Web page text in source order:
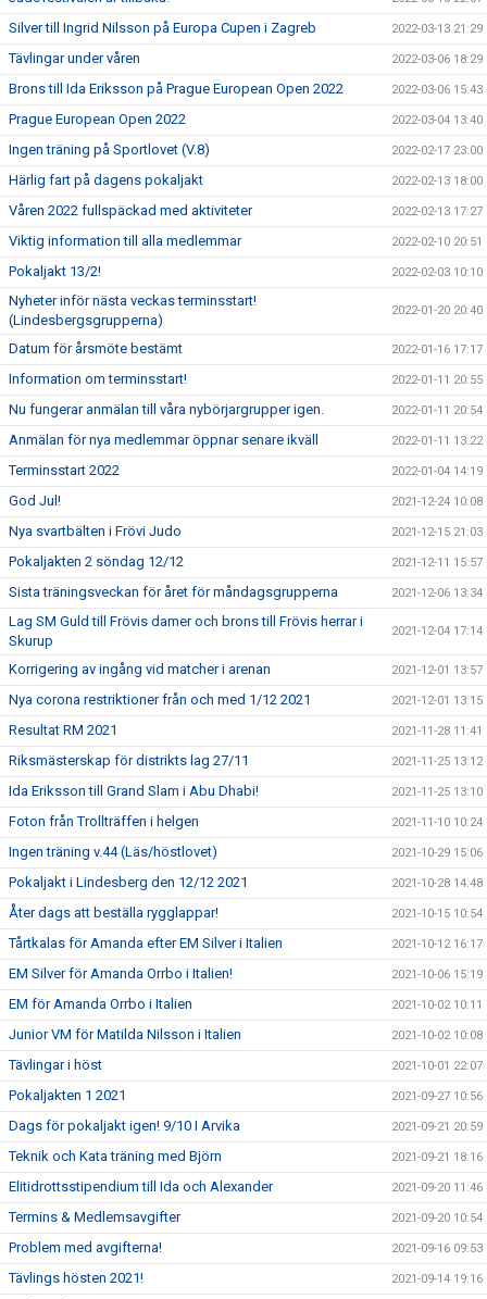
Silver till Ingrid Nilsson på Europa Cupen i Zagreb 2022-03-13 21:29
Tävlingar under våren 2022-03-06 18:29
Brons till Ida Eriksson på Prague European Open 2022 2022-03-06 15:43
Prague European Open 2022 2022-03-04 13:40
Ingen träning på Sportlovet (V.8) 2022-02-17 23:00
Härlig fart på dagens pokaljakt 2022-02-13 18:00
Våren 2022 fullspäckad med aktiviteter 2022-02-13 17:27
Viktig information till alla medlemmar 2022-02-10 20:51
Pokaljakt 13/2! 2022-02-03 10:10
Nyheter inför nästa veckas terminsstart!
(Lindesbergsgrupperna)
2022-01-20 20:40
Datum för årsmöte bestämt 2022-01-16 17:17
Information om terminsstart! 2022-01-11 20:55
Nu fungerar anmälan till våra nybörjargrupper igen. 2022-01-11 20:54
Anmälan för nya medlemmar öppnar senare ikväll 2022-01-11 13:22
Terminsstart 2022 2022-01-04 14:19
God Jul! 2021-12-24 10:08
Nya svartbälten i Frövi Judo 2021-12-15 21:03
Pokaljakten 2 söndag 12/12 2021-12-11 15:57
Sista träningsveckan för året för måndagsgrupperna 2021-12-06 13:34
Lag SM Guld till Frövis damer och brons till Frövis herrar i
Skurup
2021-12-04 17:14
Korrigering av ingång vid matcher i arenan 2021-12-01 13:57
Nya corona restriktioner från och med 1/12 2021 2021-12-01 13:15
Resultat RM 2021 2021-11-28 11:41
Riksmästerskap för distrikts lag 27/11 2021-11-25 13:12
Ida Eriksson till Grand Slam i Abu Dhabi! 2021-11-25 13:10
Foton från Trollträffen i helgen 2021-11-10 10:24
Ingen träning v.44 (Läs/höstlovet) 2021-10-29 15:06
Pokaljakt i Lindesberg den 12/12 2021 2021-10-28 14:48
Åter dags att beställa rygglappar! 2021-10-15 10:54
Tårtkalas för Amanda efter EM Silver i Italien 2021-10-12 16:17
EM Silver för Amanda Orrbo i Italien! 2021-10-06 15:19
EM för Amanda Orrbo i Italien 2021-10-02 10:11
Junior VM för Matilda Nilsson i Italien 2021-10-02 10:08
Tävlingar i höst 2021-10-01 22:07
Pokaljakten 1 2021 2021-09-27 10:56
Dags för pokaljakt igen! 9/10 I Arvika 2021-09-21 20:59
Teknik och Kata träning med Björn 2021-09-21 18:16
Elitidrottsstipendium till Ida och Alexander 2021-09-20 11:46
Termins & Medlemsavgifter 2021-09-20 10:54
Problem med avgifterna! 2021-09-16 09:53
Tävlings hösten 2021! 2021-09-14 19:16